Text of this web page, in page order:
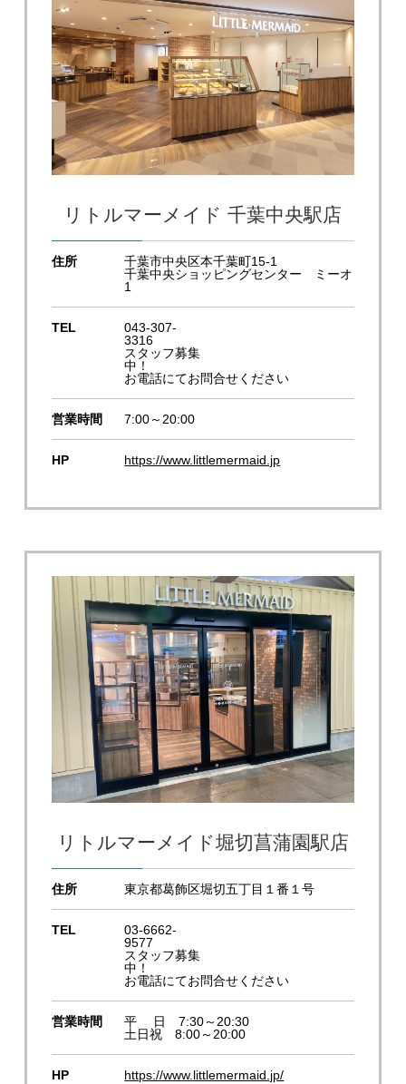
リトルマーメイド 千葉中央駅店
住所
千葉市中央区本千葉町15-1
千葉中央ショッピングセンター ミーオ
1
TEL
043-307-
3316
スタッフ募集
中！
お電話にてお問合せください
営業時間 7:00～20:00
HP https://www.littlemermaid.jp
リトルマーメイド堀切菖蒲園駅店
住所 東京都葛飾区堀切五丁目１番１号
TEL
03-6662-
9577
スタッフ募集
中！
お電話にてお問合せください
営業時間
平 日 7:30～20:30
土日祝 8:00～20:00
HP https://www.littlemermaid.jp/